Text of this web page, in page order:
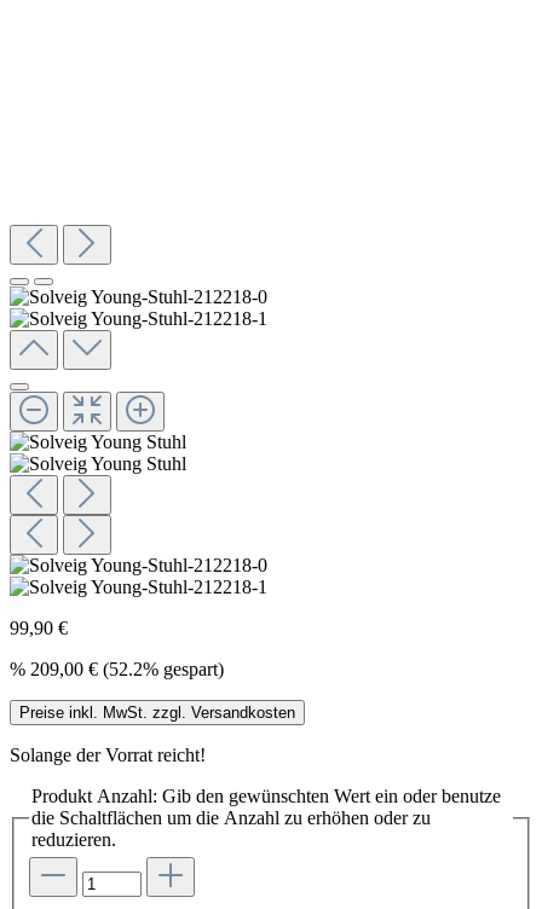
99,90 €
% 209,00 € (52.2% gespart)
Preise inkl. MwSt. zzgl. Versandkosten
Solange der Vorrat reicht!
Produkt Anzahl: Gib den gewünschten Wert ein oder benutze
die Schaltflächen um die Anzahl zu erhöhen oder zu
reduzieren.